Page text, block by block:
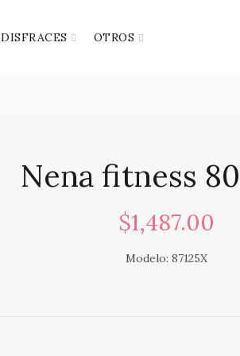
DISFRACES OTROS
Nena fitness
$1,487.00
Modelo: 87125X